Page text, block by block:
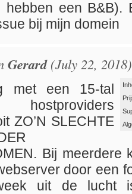
een B&B).
bij mijn domein
Gerard(July 22,
met een 15-tal
hostproviders
ZO’N SLECHTE
Bij meerdere
door een
uit de lucht